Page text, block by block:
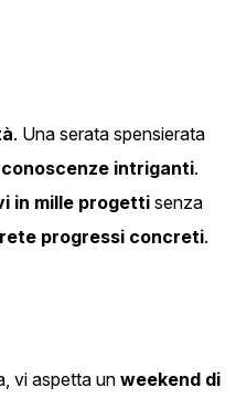
. Una serata spensierata
intriganti.
in mille progetti senza
progressi concreti.
vi aspetta un weekend di